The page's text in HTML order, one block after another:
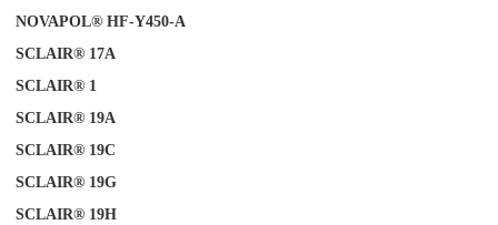
NOVAPOL® HF-Y450-A
SCLAIR® 17A
SCLAIR® 1
SCLAIR® 19A
SCLAIR® 19C
SCLAIR® 19G
SCLAIR® 19H